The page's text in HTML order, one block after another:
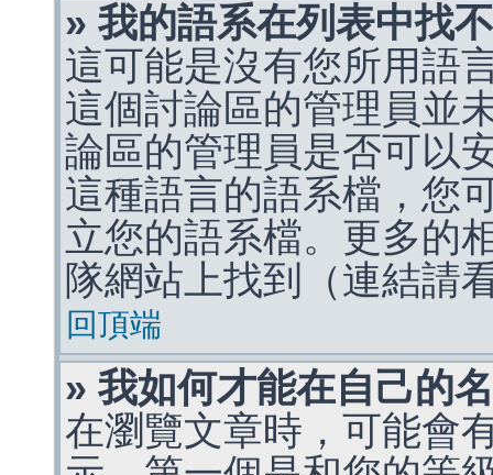
» 我的語系在列表中找
這可能是沒有您所用語
這個討論區的管理員並
論區的管理員是否可以
這種語言的語系檔，您
立您的語系檔。更多的
隊網站上找到（連結請
回頂端
» 我如何才能在自己的
在瀏覽文章時，可能會